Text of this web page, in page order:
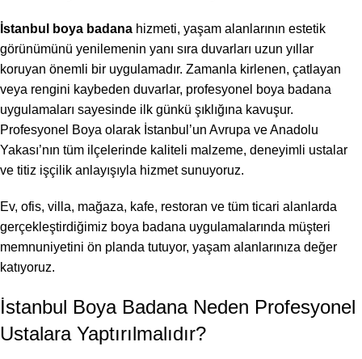
İstanbul boya badana hizmeti, yaşam alanlarının estetik
görünümünü yenilemenin yanı sıra duvarları uzun yıllar
koruyan önemli bir uygulamadır. Zamanla kirlenen, çatlayan
veya rengini kaybeden duvarlar, profesyonel boya badana
uygulamaları sayesinde ilk günkü şıklığına kavuşur.
Profesyonel Boya olarak İstanbul’un Avrupa ve Anadolu
Yakası’nın tüm ilçelerinde kaliteli malzeme, deneyimli ustalar
ve titiz işçilik anlayışıyla hizmet sunuyoruz.
Ev, ofis, villa, mağaza, kafe, restoran ve tüm ticari alanlarda
gerçekleştirdiğimiz boya badana uygulamalarında müşteri
memnuniyetini ön planda tutuyor, yaşam alanlarınıza değer
katıyoruz.
İstanbul Boya Badana Neden Profesyonel
Ustalara Yaptırılmalıdır?